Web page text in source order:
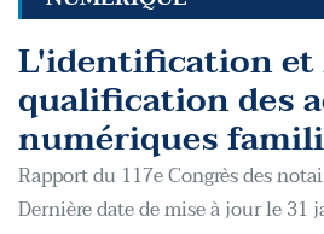
L'identification et
qualification des
numériques
Rapport du 117e Congrès des
Dernière date de mise à jour le 31